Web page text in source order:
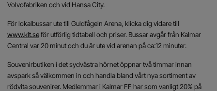
Volvofabriken och vid Hansa City.
För lokalbussar ute till Guldfågeln Arena, klicka dig vidare till
www.klt.seför utförlig tidtabell och priser. Bussar avgår från Kalmar
Central var 20 minut och du är ute vid arenan på ca:12 minuter.
Souvenirbutiken i det sydvästra hörnet öppnar två timmar innan
avspark så välkommen in och handla bland vårt nya sortiment av
rödvita souvenirer. Medlemmar i Kalmar FF har som vanligt 20% på